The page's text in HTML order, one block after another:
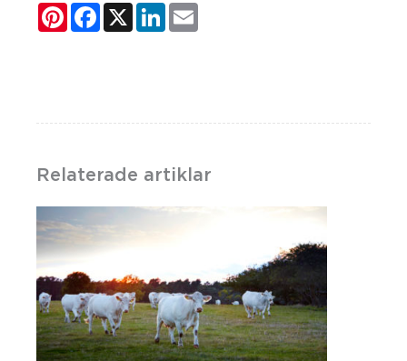
PinterestFacebook
X LinkedIn
Relaterade artiklar